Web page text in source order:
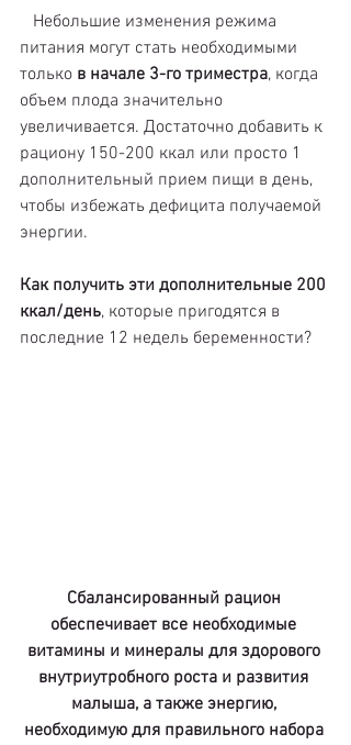
питания могут стать необходимыми
только в начале 3-го триместра, когда
объем плода значительно
увеличивается. Достаточно добавить к
рациону 150-200 ккал или просто 1
дополнительный прием пищи в день,
чтобы избежать дефицита получаемой
энергии.
Как получить эти дополнительные 200
ккал/день, которые пригодятся в
последние 12 недель беременности?
Сбалансированный рацион
обеспечивает все необходимые
витамины и минералы для здорового
внутриутробного роста и развития
малыша, а также энергию,
необходимую для правильного набора